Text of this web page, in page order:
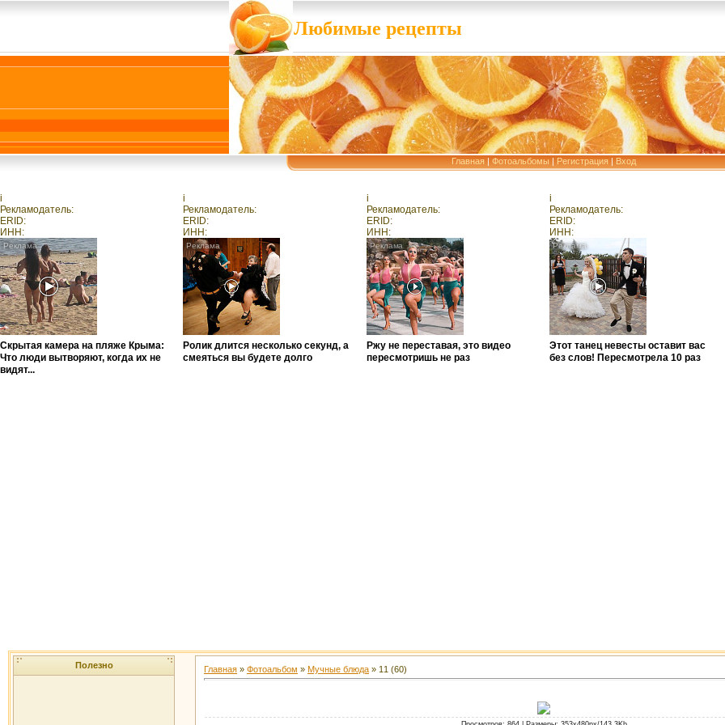
Любимые рецепты
Главная | Фотоальбомы | Регистрация | Вход
i
Рекламодатель:
ERID:
ИНН:
Скрытая камера на пляже Крыма:
Что люди вытворяют, когда их не
видят...
i
Рекламодатель:
ERID:
ИНН:
Ролик длится несколько секунд, а
смеяться вы будете долго
i
Рекламодатель:
ERID:
ИНН:
Ржу не переставая, это видео
пересмотришь не раз
i
Рекламодатель:
ERID:
ИНН:
Этот танец невесты оставит вас
без слов! Пересмотрела 10 раз
Полезно Главная » Фотоальбом » Мучные блюда » 11 (60)